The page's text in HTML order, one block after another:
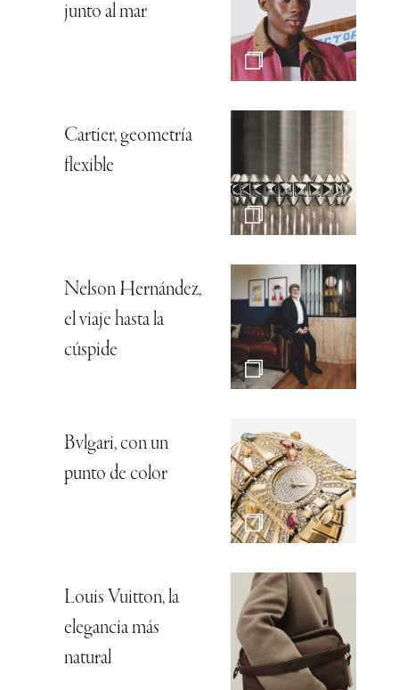
junto al mar
Cartier, geometría
flexible
Nelson Hernández,
el viaje hasta la
cúspide
Bvlgari, con un
punto de color
Louis Vuitton, la
elegancia más
natural